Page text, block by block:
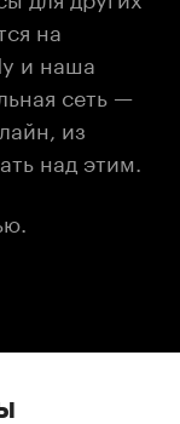
на
и наша
сеть —
из
над этим.